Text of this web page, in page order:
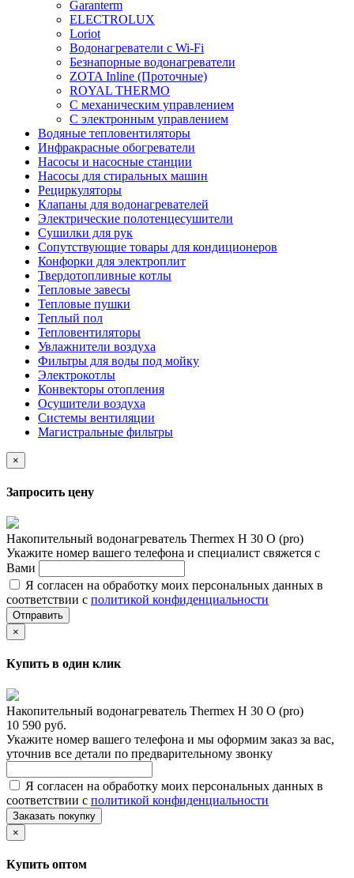
Garanterm
ELECTROLUX
Loriot
Водонагреватели с Wi-Fi
Безнапорные водонагреватели
ZOTA Inline (Проточные)
ROYAL THERMO
С механическим управлением
С электронным управлением
Водяные тепловентиляторы
Инфракрасные обогреватели
Насосы и насосные станции
Насосы для стиральных машин
Рециркуляторы
Клапаны для водонагревателей
Электрические полотенцесушители
Сушилки для рук
Сопутствующие товары для кондиционеров
Конфорки для электроплит
Твердотопливные котлы
Тепловые завесы
Тепловые пушки
Теплый пол
Тепловентиляторы
Увлажнители воздуха
Фильтры для воды под мойку
Электрокотлы
Конвекторы отопления
Осушители воздуха
Системы вентиляции
Магистральные фильтры
×
Запросить цену
Накопительный водонагреватель Thermex H 30 O (pro)
Укажите номер вашего телефона и специалист свяжется с
Вами
Я согласен на обработку моих персональных данных в
соответствии с политикой конфиденциальности
Отправить
×
Купить в один клик
Накопительный водонагреватель Thermex H 30 O (pro)
10 590 руб.
Укажите номер вашего телефона и мы оформим заказ за вас,
уточнив все детали по предварительному звонку
Я согласен на обработку моих персональных данных в
соответствии с политикой конфиденциальности
Заказать покупку
×
Купить оптом